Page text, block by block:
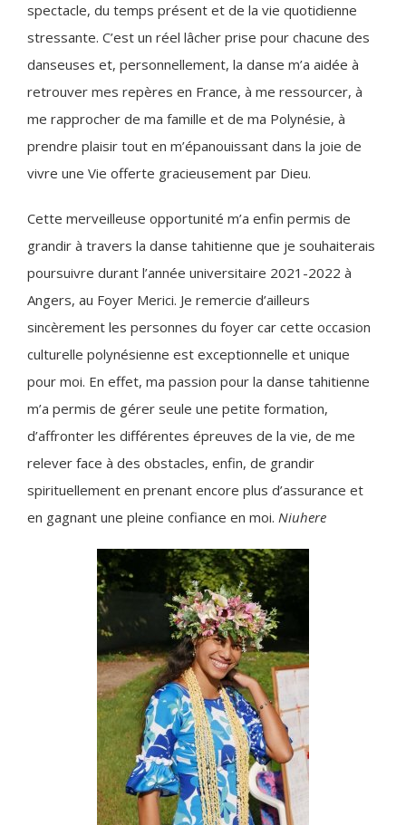
spectacle, du temps présent et de la vie quotidienne
stressante. C’est un réel lâcher prise pour chacune des
danseuses et, personnellement, la danse m’a aidée à
retrouver mes repères en France, à me ressourcer, à
me rapprocher de ma famille et de ma Polynésie, à
prendre plaisir tout en m’épanouissant dans la joie de
vivre une Vie offerte gracieusement par Dieu.
Cette merveilleuse opportunité m’a enfin permis de
grandir à travers la danse tahitienne que je souhaiterais
poursuivre durant l’année universitaire 2021-2022 à
Angers, au Foyer Merici. Je remercie d’ailleurs
sincèrement les personnes du foyer car cette occasion
culturelle polynésienne est exceptionnelle et unique
pour moi. En effet, ma passion pour la danse tahitienne
m’a permis de gérer seule une petite formation,
d’affronter les différentes épreuves de la vie, de me
relever face à des obstacles, enfin, de grandir
spirituellement en prenant encore plus d’assurance et
en gagnant une pleine confiance en moi. Niuhere